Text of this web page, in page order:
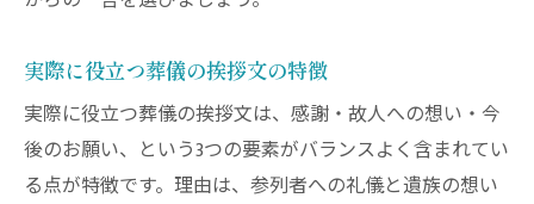
実際に役立つ葬儀の挨拶文の特徴
実際に役立つ葬儀の挨拶文は、感謝・故人への想い・今
後のお願い、という3つの要素がバランスよく含まれてい
る点が特徴です。理由は、参列者への礼儀と遺族の想い